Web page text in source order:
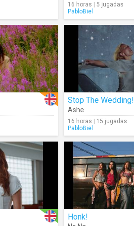
16 horas | 5 jugadas
PabloBiel
Stop The Wedding!
Ashe
16 horas | 15 jugadas
PabloBiel
Honk!